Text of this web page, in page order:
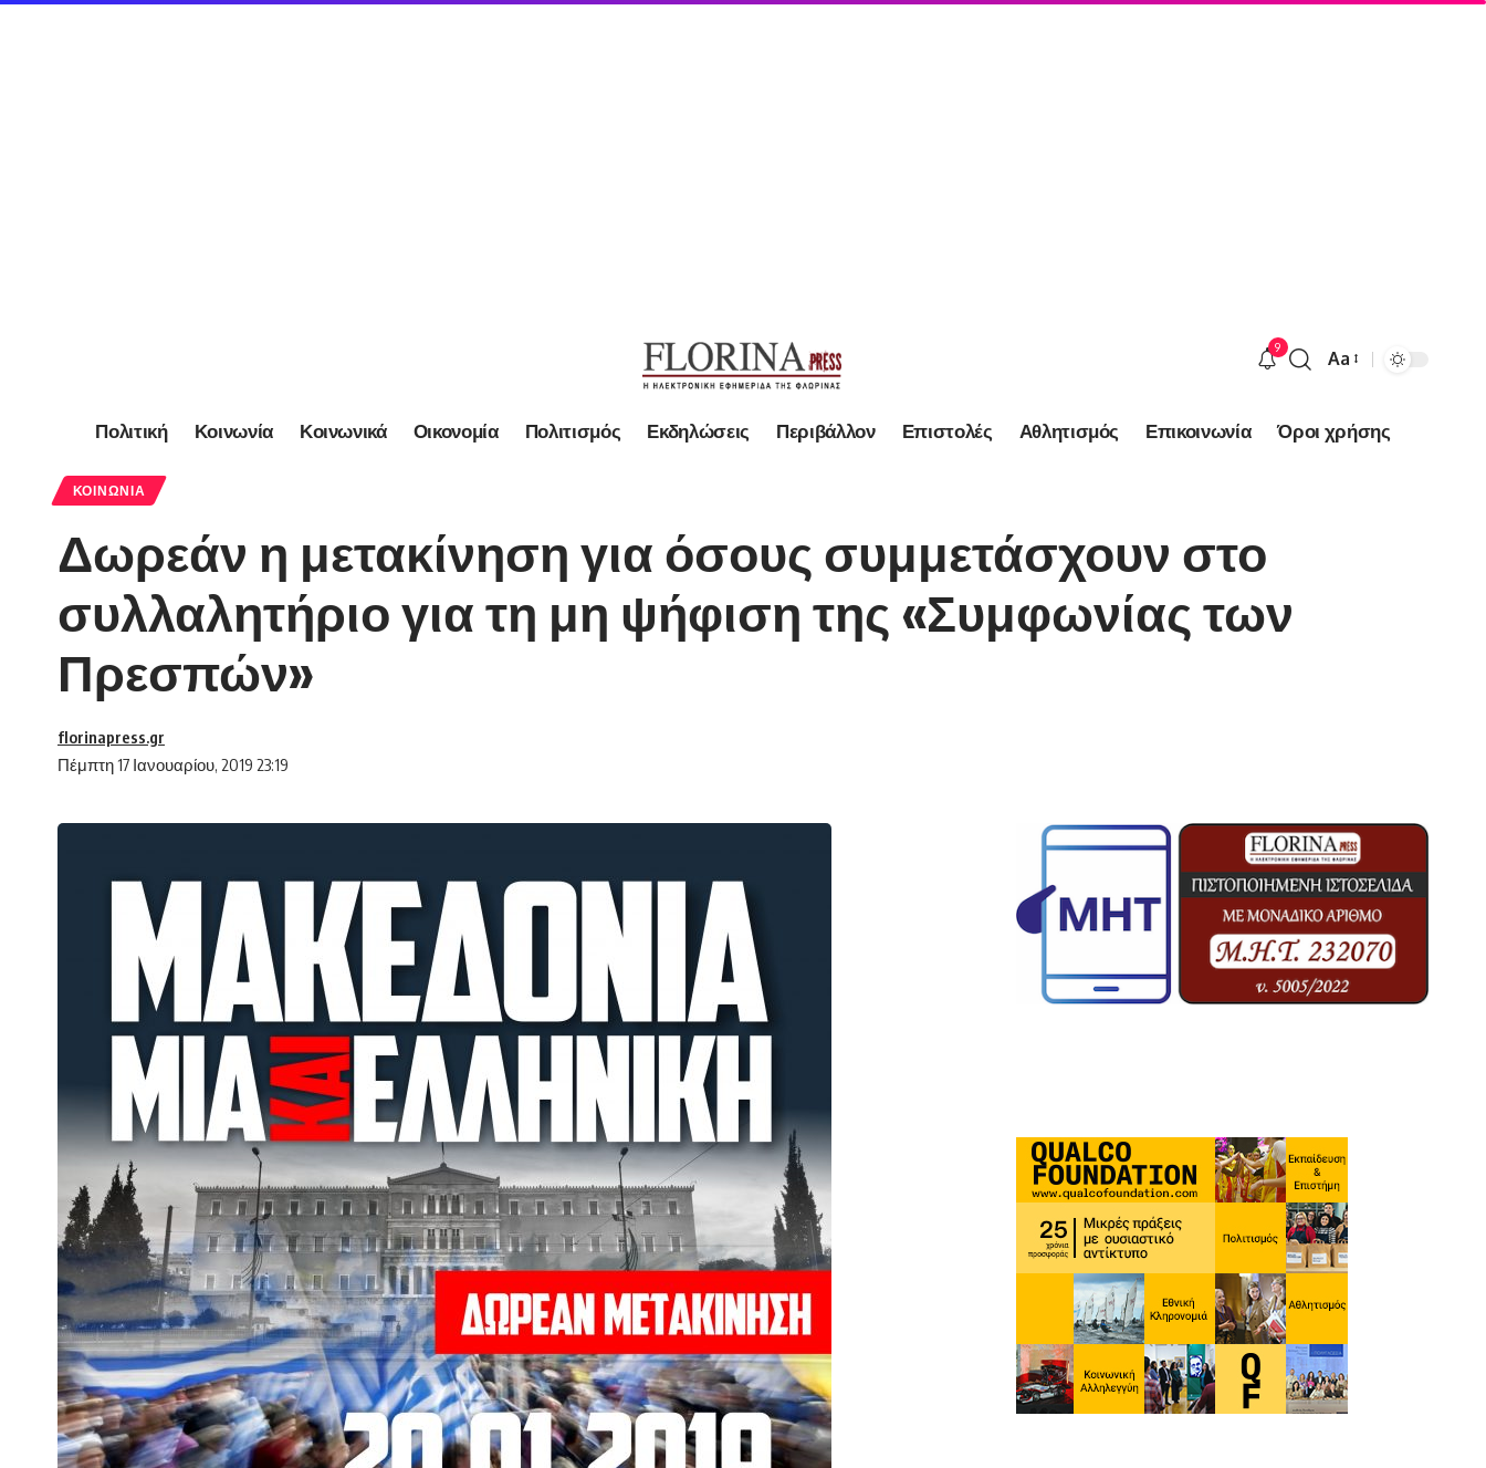
9
Font
Aa
Πολιτική Κοινωνία Κοινωνικά Οικονομία Πολιτισμός Εκδηλώσεις Περιβάλλον Επιστολές Αθλητισμός Επικοινωνία Όροι χρήσης
ΚΟΙΝΩΝΊΑ
Δωρεάν η μετακίνηση για όσους συμμετάσχουν στο
συλλαλητήριο για τη μη ψήφιση της «Συμφωνίας των
Πρεσπών»
Πέμπτη 17 Ιανουαρίου, 2019 23:19
florinapress.gr